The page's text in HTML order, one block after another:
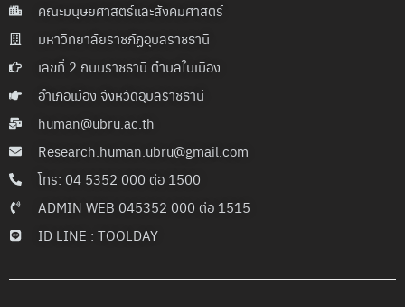
คณะมนุษยศาสตร์และสังคมศาสตร์
มหาวิทยาลัยราชภัฏอุบลราชธานี
เลขที่ 2 ถนนราชธานี ตำบลในเมือง
อำเภอเมือง จังหวัดอุบลราชธานี
human@ubru.ac.th
Research.human.ubru@gmail.com
โทร: 04 5352 000 ต่อ 1500
ADMIN WEB 045352 000 ต่อ 1515
ID LINE : TOOLDAY